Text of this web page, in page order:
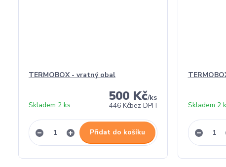
TERMOBOX - vratný obal
500 Kč/ks
446 Kčbez DPH
Skladem 2 ks
Přidat do košíku
Skladem 2